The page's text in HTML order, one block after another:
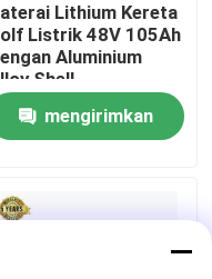
Lithium Kereta
Listrik 48V 105Ah
Aluminium
Shell
mengirimkan